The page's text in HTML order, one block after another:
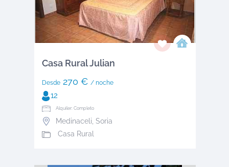
Casa Rural Julian
Desde270 € / noche
12
Alquiler: Completo
Medinaceli Soria
Casa Rural